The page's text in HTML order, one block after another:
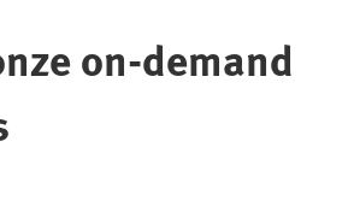
on-demand